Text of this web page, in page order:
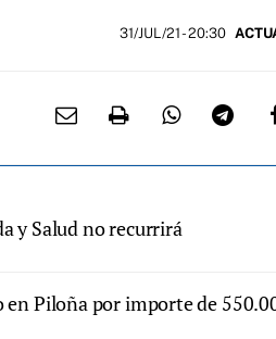
31/JUL/21- 20:30
y Salud no recurrirá
en Piloña por importe de